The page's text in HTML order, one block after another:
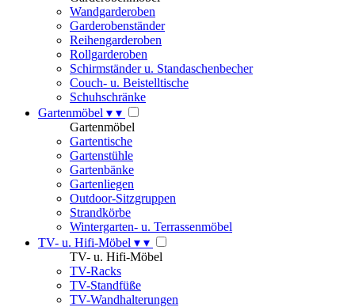
Wandgarderoben
Garderobenständer
Reihengarderoben
Rollgarderoben
Schirmständer u. Standaschenbecher
Couch- u. Beistelltische
Schuhschränke
Gartenmöbel ▾ ▾
Gartenmöbel
Gartentische
Gartenstühle
Gartenbänke
Gartenliegen
Outdoor-Sitzgruppen
Strandkörbe
Wintergarten- u. Terrassenmöbel
TV- u. Hifi-Möbel ▾ ▾
TV- u. Hifi-Möbel
TV-Racks
TV-Standfüße
TV-Wandhalterungen